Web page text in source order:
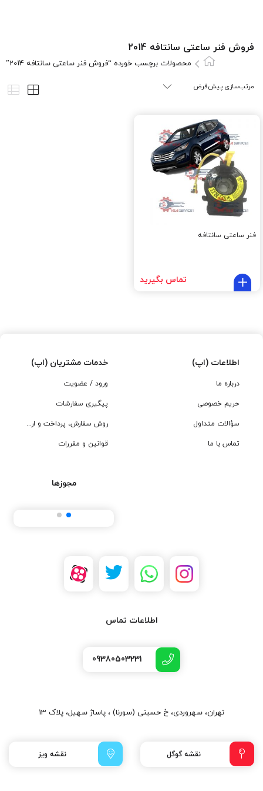
فروش فنر ساعتی سانتافه 2014
محصولات برچسب خورده “فروش فنر ساعتی سانتافه 2014”
فنر ساعتی سانتافه
تماس بگیرید
اطلاعات (اپ)
درباره ما
حریم خصوصی
سؤالات متداول
تماس با ما
خدمات مشتریان (اپ)
ورود / عضویت
پیگیری سفارشات
روش سفارش، پرداخت و ارسال
قوانین و مقررات
مجوزها
اطلاعات تماس
09380503231
تهران، سهروردی، خ حسینی (سورنا) ، پاساژ سهیل، پلاک 13
نقشه گوگل نقشه ویز